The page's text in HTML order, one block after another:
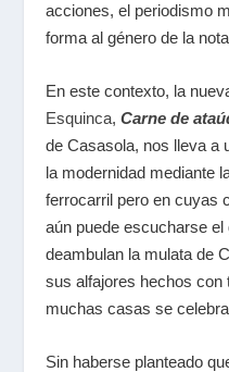
acciones, el periodismo
forma al género de la
En este contexto, la
Esquinca,Carne de
de Casasola, nos lleva a
la modernidad mediante
ferrocarril pero en cuyas
aún puede escucharse
deambulan la mulata de
sus alfajores hechos con
muchas casas se
Sin haberse planteado